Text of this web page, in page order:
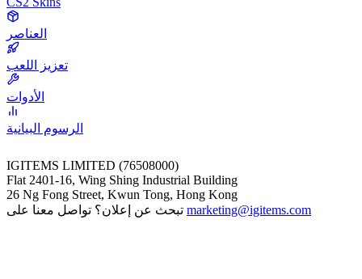
العناصر
تعزيز اللعب
الأدوات
الرسوم البيانية
IGITEMS LIMITED (76508000)
Flat 2401-16, Wing Shing Industrial Building
26 Ng Fong Street, Kwun Tong, Hong Kong
marketing@igitems.com